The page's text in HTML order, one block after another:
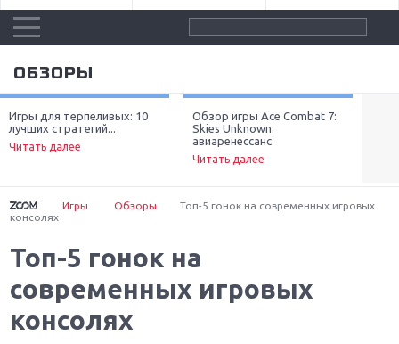
ОБЗОРЫ
Игры для терпеливых: 10
лучших стратегий...
Читать далее
Обзор игры Ace Combat 7:
Skies Unknown:
авиаренессанс
Читать далее
Игры Обзоры
Топ-5 гонок на современных игровых
консолях
Топ-5 гонок на
современных игровых
консолях